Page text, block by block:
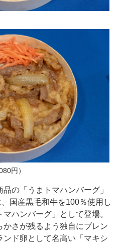
円）
の「うまトマハンバーグ」
国産黒毛和牛を100％使用し
ハンバーグ」として登場。
さが残るよう独自にブレン
ンド卵として名高い「マキシ